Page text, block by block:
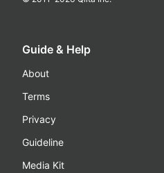
Guide & Help
About
Terms
Privacy
Guideline
Media Kit